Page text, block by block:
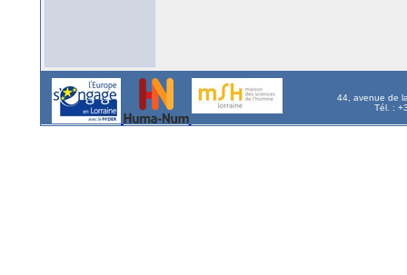
44, avenue de
Tél. :